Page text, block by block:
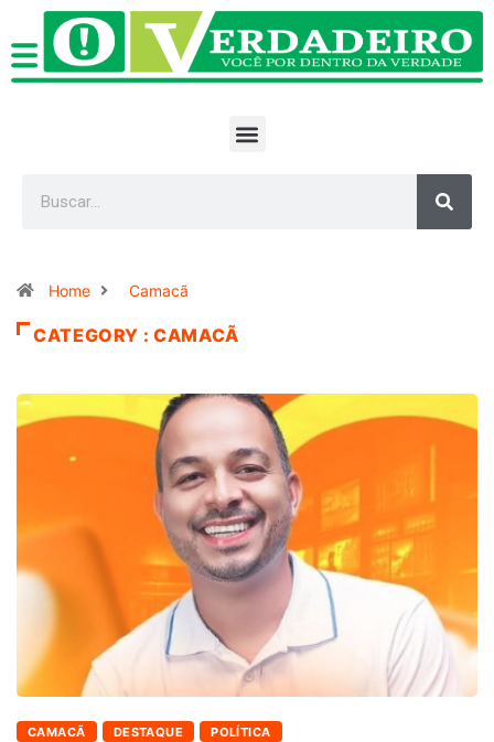
Home Camacã
CATEGORY : CAMACÃ
CAMACÃ DESTAQUE POLÍTICA